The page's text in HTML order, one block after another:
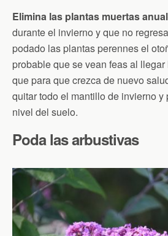
Elimina las plantas muertas
durante el invierno y que no
podado las plantas perennes el
probable que se vean feas al
que para que crezca de nuevo
quitar todo el mantillo de invierno y
nivel del suelo.
Poda las arbustivas